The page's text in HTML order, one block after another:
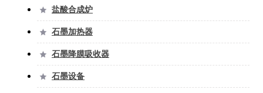
 盐酸合成炉
 石墨加热器
 石墨降膜吸收器
 石墨设备